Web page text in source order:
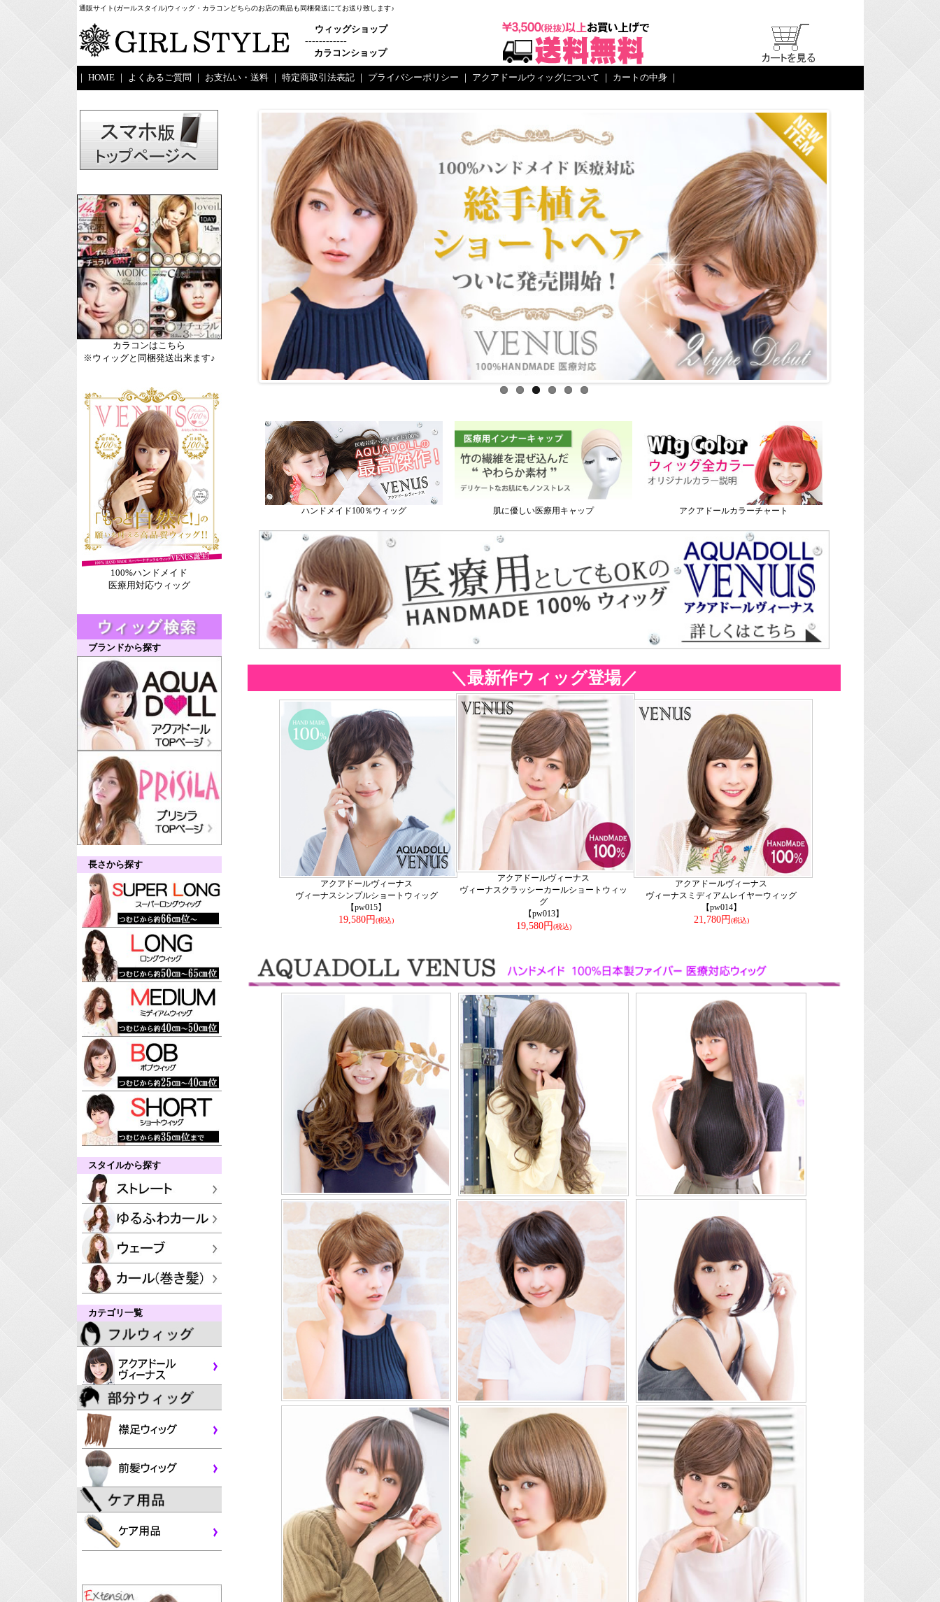
通販サイト(ガールスタイル)ウィッグ・カラコンどちらのお店の商品も同梱発送にてお送り致します♪
ウィッグショップ
------------
カラコンショップ
｜ HOME｜ よくあるご質問 ｜ お支払い・送料｜ 特定商取引法表記｜ プライバシーポリシー ｜ アクアドールウィッグについて ｜ カートの中身｜
カラコンはこちら
※ウィッグと同梱発送出来ます♪
100%ハンドメイド
医療用対応ウィッグ
ブランドから探す
長さから探す
スタイルから探す
カテゴリ一覧
ハンドメイド100％ウィッグ 肌に優しい医療用キャップ アクアドールカラーチャート
＼最新作ウィッグ登場／
アクアドールヴィーナス
ヴィーナスシンプルショートウィッグ
【pw015】
19,580円(税込)
アクアドールヴィーナス
ヴィーナスクラッシーカールショートウィッ
グ
【pw013】
19,580円(税込)
アクアドールヴィーナス
ヴィーナスミディアムレイヤーウィッグ
【pw014】
21,780円(税込)